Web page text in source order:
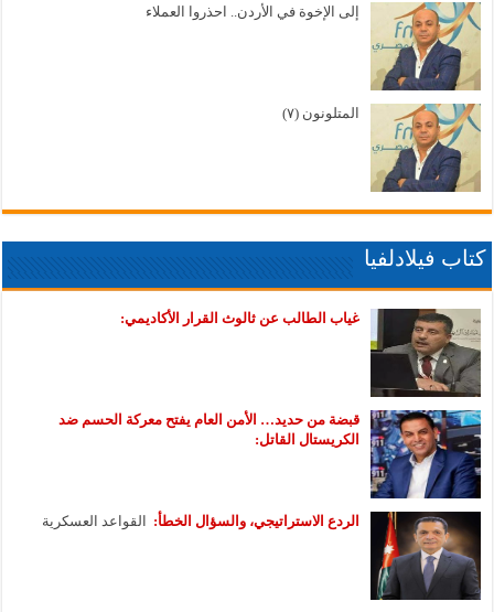
إلى الإخوة في الأردن.. احذروا العملاء
المتلونون (٧)
كتاب فيلادلفيا
غياب الطالب عن ثالوث القرار الأكاديمي:
قبضة من حديد… الأمن العام يفتح معركة الحسم ضد
الكريستال القاتل:
الردع الاستراتيجي، والسؤال الخطأ: القواعد العسكرية